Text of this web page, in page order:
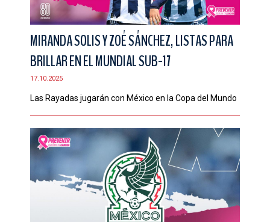
TIENDA
ESTADIO
PRENSA
CONTACTO
MIRANDA SOLIS Y ZOÉ SÁNCHEZ, LISTAS PARA
BRILLAR EN EL MUNDIAL SUB-17
17.10.2025
Las Rayadas jugarán con México en la Copa del Mundo